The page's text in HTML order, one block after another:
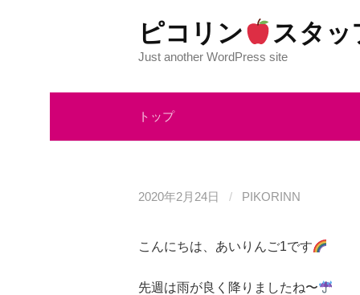
ツ
ス
ピコリン スタッ
Just another WordPress site
トップ
2020年2月24日 / PIKORINN
こんにちは、あいりんご1です
先週は雨が良く降りましたね〜